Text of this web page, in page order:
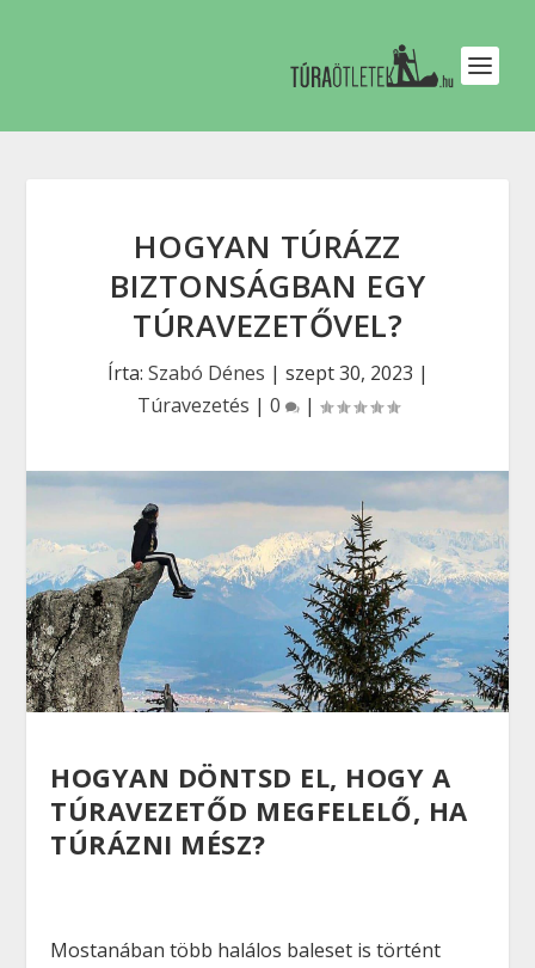
HOGYAN TÚRÁZZ
BIZTONSÁGBAN EGY
TÚRAVEZETŐVEL?
Írta: Szabó Dénes | szept 30, 2023 |
Túravezetés | 0 |
HOGYAN DÖNTSD EL, HOGY A
TÚRAVEZETŐD MEGFELELŐ, HA
TÚRÁZNI MÉSZ?
Mostanában több halálos baleset is történt